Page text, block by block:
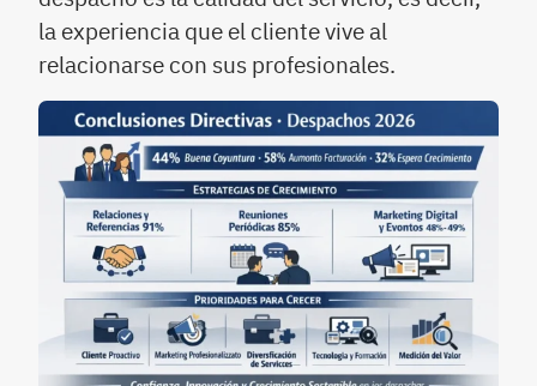
la experiencia que el cliente vive al
relacionarse con sus profesionales.